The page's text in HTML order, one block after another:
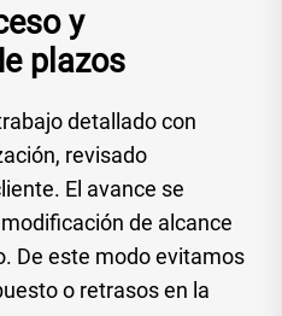
y
plazos
detallado con
revisado
El avance se
de alcance
De este modo evitamos
o retrasos en la